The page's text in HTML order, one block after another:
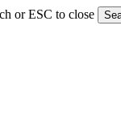
or ESC to close